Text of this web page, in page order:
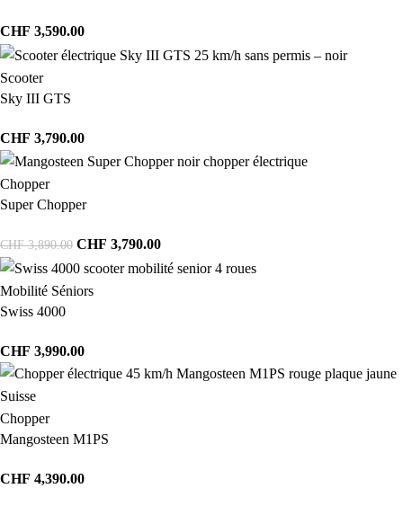
CHF 3,590.00
Scooter
Sky III GTS
CHF 3,790.00
Chopper
Super Chopper
CHF3,890.00 CHF 3,790.00
Mobilité Séniors
Swiss 4000
CHF 3,990.00
Chopper
Mangosteen M1PS
CHF 4,390.00